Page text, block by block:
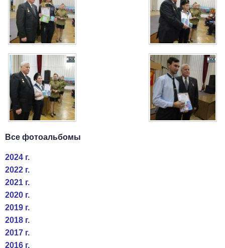
Все фотоальбомы
2024 г.
2022 г.
2021 г.
2020 г.
2019 г.
2018 г.
2017 г.
2016 г.